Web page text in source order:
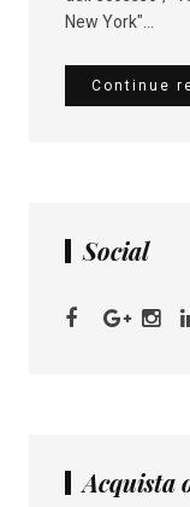
New York"...
Continue
Social
Acquista